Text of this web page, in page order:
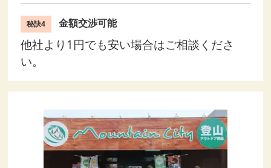
秘訣4 金額交渉可能
他社より1円でも安い場合はご相談くださ
い。